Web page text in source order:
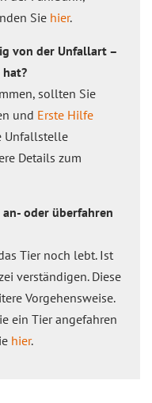
Sie hier.
von der Unfallart –
hat?
sollten Sie
und Erste Hilfe
Unfallstelle
Details zum
an- oder überfahren
Tier noch lebt. Ist
verständigen. Diese
Vorgehensweise.
ein Tier angefahren
hier.